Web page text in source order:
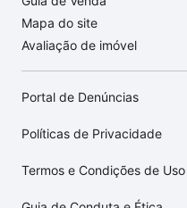
Mapa do site
Avaliação de imóvel
Portal de Denúncias
Políticas de Privacidade
Termos e Condições de Uso